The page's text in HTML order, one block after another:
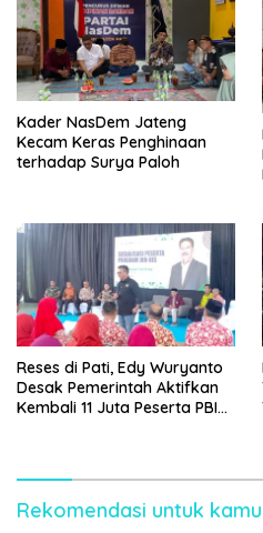
Kader NasDem Jateng
Kecam Keras Penghinaan
terhadap Surya Paloh
Reses di Pati, Edy Wuryanto
Desak Pemerintah Aktifkan
Kembali 11 Juta Peserta PBI
Rekomendasi untuk kamu